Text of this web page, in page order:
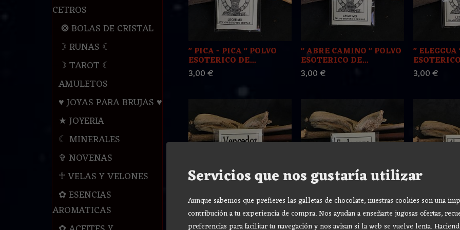
CETROS
❂ BOLAS DE CRISTAL
☽ RUNAS ☾
☽ TAROT ☾
AMULETOS
♥ JOYAS PARA BRUJAS ♥
★ JOYERIA
☾ MINERALES
✞ NOVENAS
☥ VELAS Y VELONES
✿ ESENCIAS
AROMATICAS
" PICA - PICA " POLVO
ESOTERICO DE...
3,00 €
" ABRE CAMINO " POLVO
ESOTERICO DE...
3,00 €
" ELEGGUA
3,00 €
" VENCEDOR " POLVO
ESOTERICO DE PALO...
" EMBARAZO " POLVO
ESOTERICO DE PALO...
"
Servicios que nos gustaría utilizar
Aunque sabemos que prefieres las galletas de chocolate, nuestras cookies son una
contribución a tu experiencia de compra. Nos ayudan a enseñarte jugosas ofertas,
preferencias para facilitar tu navegación y nos avisan si la web se vuelve lenta.